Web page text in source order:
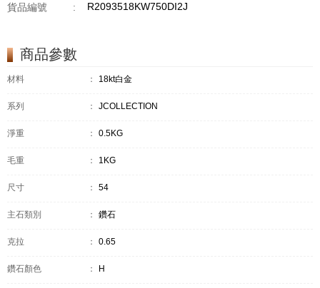
貨品編號 : R2093518KW750DI2J
商品參數
材料 ： 18kt白金
系列 ： JCOLLECTION
淨重 ： 0.5KG
毛重 ： 1KG
尺寸 ： 54
主石類別 ： 鑽石
克拉 ： 0.65
鑽石顏色 ： H